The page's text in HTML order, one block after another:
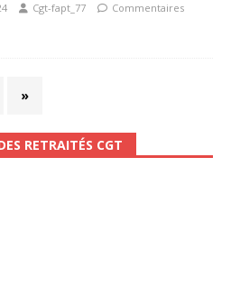
Cgt-fapt_77
Commentaires
»
RETRAITÉS CGT